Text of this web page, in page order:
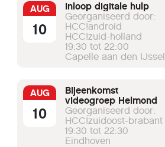
AUG
10
Inloop digitale hulp
Georganiseerd door:
HCC!android
HCC!zuid-holland
19:30 tot 22:00
Capelle aan den IJssel
AUG
10
Bijeenkomst
videogroep Helmond
Georganiseerd door:
HCC!zuidoost-brabant
19:30 tot 22:30
Eindhoven